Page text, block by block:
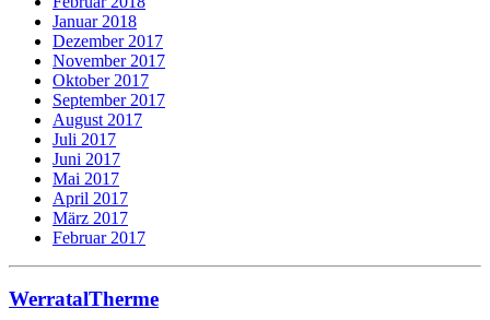
Januar 2018
Dezember 2017
November 2017
Oktober 2017
September 2017
August 2017
Juli 2017
Juni 2017
Mai 2017
April 2017
März 2017
Februar 2017
WerratalTherme